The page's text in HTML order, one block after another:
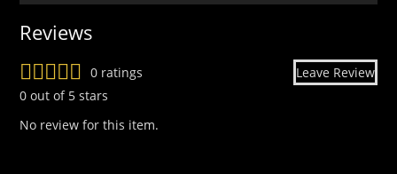
Reviews
0 ratings
Leave Review
0 out of 5 stars
No review for this item.